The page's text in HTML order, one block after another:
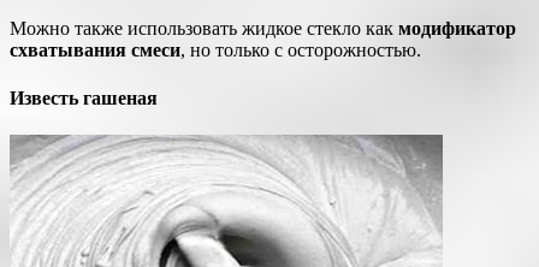
Можно также использовать жидкое стекло как модификатор
схватывания смеси, но только с осторожностью.
Известь гашеная